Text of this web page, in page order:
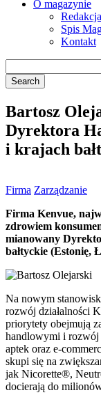
O magazynie
Redakcja
Spis
Kontakt
Bartosz
Dyrektora
i krajach
Firma Zarządzanie
Firma Kenvue,
zdrowiem
mianowany
bałtyckie (Estonię,
Na nowym
rozwój działalności
priorytety obejmują
handlowymi i rozwój
aptek oraz e-
skupi się na
jak Nicorette®,
docierają do